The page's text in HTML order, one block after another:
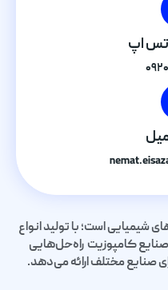
اپ
شیمیایی است؛ با تولید انواع
کامپوزیت راه‌حل‌هایی
صنایع مختلف ارائه می‌دهد.